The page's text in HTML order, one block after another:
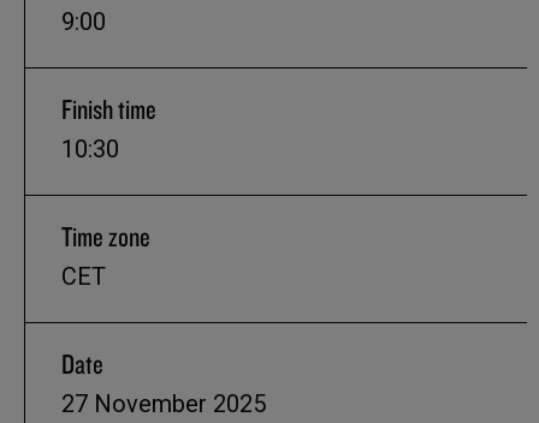
9:00
Finish time
10:30
Time zone
CET
Date
27 November 2025